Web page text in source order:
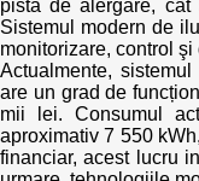
pista de alergare,
Sistemul modern de
monitorizare, control şi
Actualmente,
are un grad de
mii lei. Consumul
aproximativ 7 550
financiar, acest lucru